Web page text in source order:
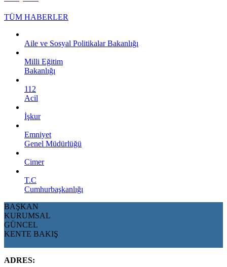
TÜM HABERLER
Aile ve Sosyal Politikalar Bakanlığı
Milli Eğitim
Bakanlığı
112
Acil
İşkur
Emniyet
Genel Müdürlüğü
Cimer
T.C
Cumhurbaşkanlığı
BAŞKAN
KURUMSAL
GÜNCEL
KENTE BAKIŞ
ADRES: